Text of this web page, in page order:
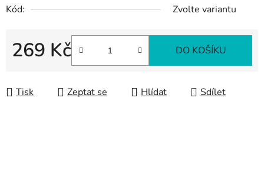
Kód:
Zvolte variantu
269 Kč DO KOŠÍKU
Tisk Zeptat se Hlídat Sdílet